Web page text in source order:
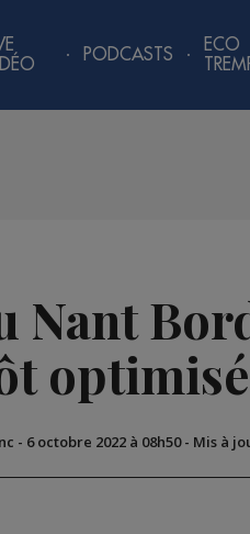
PODCASTS
ECO
Nant
- 6 octobre 2022 à 08h50- Mis à